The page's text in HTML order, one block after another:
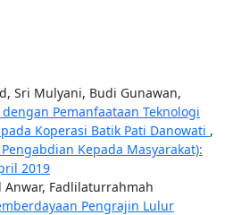
Sri Mulyani, Budi Gunawan,
Pemanfaataan Teknologi
Koperasi Batik Pati Danowati ,
Pengabdian Kepada Masyarakat):
2019
Fadlilaturrahmah
Pengrajin Lulur